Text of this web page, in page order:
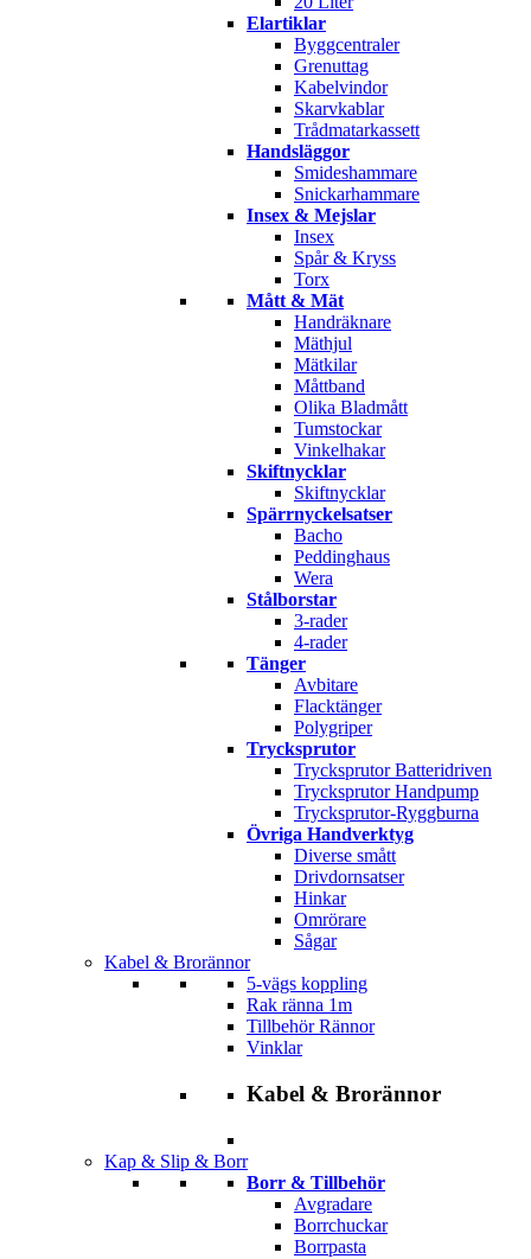
Elartiklar
Byggcentraler
Grenuttag
Kabelvindor
Skarvkablar
Trådmatarkassett
Handsläggor
Smideshammare
Snickarhammare
Insex & Mejslar
Insex
Spår & Kryss
Torx
Mått & Mät
Handräknare
Mäthjul
Mätkilar
Måttband
Olika Bladmått
Tumstockar
Vinkelhakar
Skiftnycklar
Skiftnycklar
Spärrnyckelsatser
Bacho
Peddinghaus
Wera
Stålborstar
3-rader
4-rader
Tänger
Avbitare
Flacktänger
Polygriper
Trycksprutor
Trycksprutor Batteridriven
Trycksprutor Handpump
Trycksprutor-Ryggburna
Övriga Handverktyg
Diverse smått
Drivdornsatser
Hinkar
Omrörare
Sågar
Kabel & Brorännor
5-vägs koppling
Rak ränna 1m
Tillbehör Rännor
Vinklar
Kabel & Brorännor
Kap & Slip & Borr
Borr & Tillbehör
Avgradare
Borrchuckar
Borrpasta